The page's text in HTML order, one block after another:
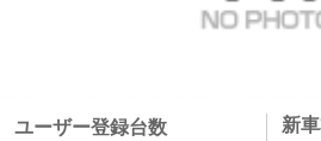
ユーザー登録台数 新